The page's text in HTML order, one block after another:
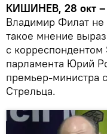
КИШИНЕВ, 28 окт –
Владимир Филат не
такое мнение
с
парламента Юрий
премьер-министра
Стрельца.